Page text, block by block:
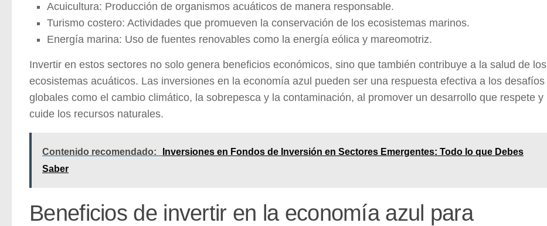
Acuicultura: Producción de organismos acuáticos de manera responsable.
Turismo costero: Actividades que promueven la conservación de los ecosistemas marinos.
Energía marina: Uso de fuentes renovables como la energía eólica y mareomotriz.
Invertir en estos sectores no solo genera beneficios económicos, sino que también contribuye a la salud de los
ecosistemas acuáticos. Las inversiones en la economía azul pueden ser una respuesta efectiva a los desafíos
globales como el cambio climático, la sobrepesca y la contaminación, al promover un desarrollo que respete y
cuide los recursos naturales.
Contenido recomendado:
Inversiones en Fondos de Inversión en Sectores Emergentes: Todo lo que Debes
Saber
Beneficios de invertir en la economía azul para